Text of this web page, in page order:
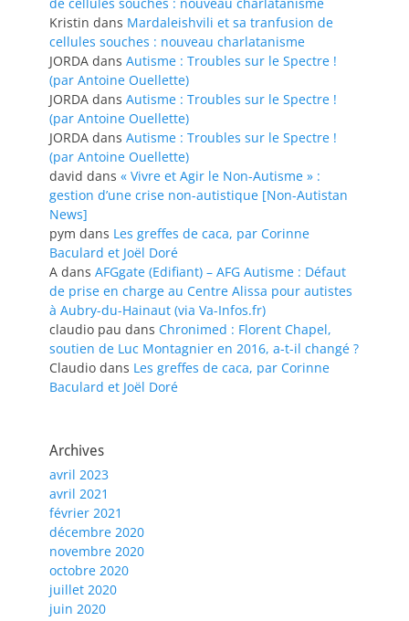
Kristin dans Mardaleishvili et sa tranfusion de
cellules souches : nouveau charlatanisme
JORDA dans Autisme : Troubles sur le Spectre !
(par Antoine Ouellette)
JORDA dans Autisme : Troubles sur le Spectre !
(par Antoine Ouellette)
JORDA dans Autisme : Troubles sur le Spectre !
(par Antoine Ouellette)
david dans « Vivre et Agir le Non-Autisme » :
gestion d’une crise non-autistique [Non-Autistan
News]
pym dans Les greffes de caca, par Corinne
Baculard et Joël Doré
A dans AFGgate (Edifiant) – AFG Autisme : Défaut
de prise en charge au Centre Alissa pour autistes
à Aubry-du-Hainaut (via Va-Infos.fr)
claudio pau dans Chronimed : Florent Chapel,
soutien de Luc Montagnier en 2016, a-t-il changé ?
Claudio dans Les greffes de caca, par Corinne
Baculard et Joël Doré
Archives
avril 2023
avril 2021
février 2021
décembre 2020
novembre 2020
octobre 2020
juillet 2020
juin 2020